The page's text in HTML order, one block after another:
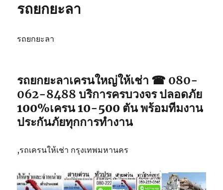
รถยกยะลา
รถยกยะลา
รถยกยะลาเครนใหญ่ให้เช่า ☎ 080-
062-8488 บริการครบวงจร ปลอดภัย
100%เครน 10-500 ตัน พร้อมทีมงาน
ประกันภัยทุกการทำงาน
,รถเครนให้เช่า กรุงเทพมหานคร